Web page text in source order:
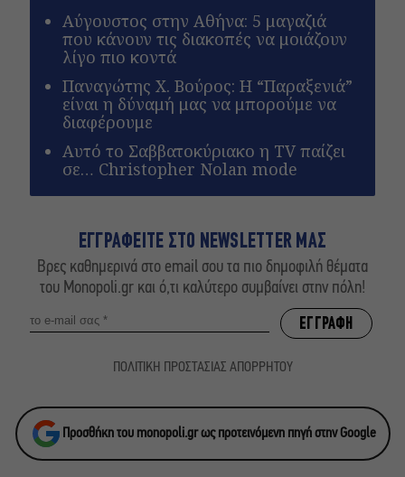
Αύγουστος στην Αθήνα: 5 μαγαζιά
που κάνουν τις διακοπές να μοιάζουν
λίγο πιο κοντά
Παναγώτης Χ. Βούρος: Η “Παραξενιά”
είναι η δύναμή μας να μπορούμε να
διαφέρουμε
Αυτό το Σαββατοκύριακο η TV παίζει
σε… Christopher Nolan mode
ΕΓΓΡΑΦΕΙΤΕ ΣΤΟ NEWSLETTER ΜΑΣ
Βρες καθημερινά στο email σου τα πιο δημοφιλή θέματα
του Monopoli.gr και ό,τι καλύτερο συμβαίνει στην πόλη!
ΠΟΛΙΤΙΚΗ ΠΡΟΣΤΑΣΙΑΣ ΑΠΟΡΡΗΤΟΥ
Προσθήκη του monopoli.gr ως προτεινόμενη πηγή στην Google